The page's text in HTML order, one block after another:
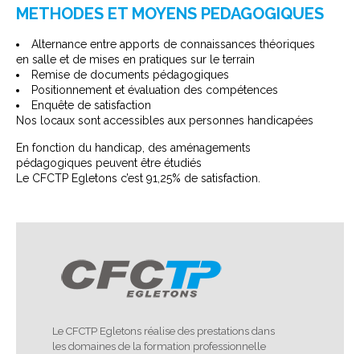
METHODES ET MOYENS PEDAGOGIQUES
Alternance entre apports de connaissances théoriques
en salle et de mises en pratiques sur le terrain
Remise de documents pédagogiques
Positionnement et évaluation des compétences
Enquête de satisfaction
Nos locaux sont accessibles aux personnes handicapées
En fonction du handicap, des aménagements
pédagogiques peuvent être étudiés
Le CFCTP Egletons c’est 91,25% de satisfaction.
Le CFCTP Egletons réalise des prestations dans
les domaines de la formation professionnelle